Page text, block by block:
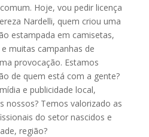
Hoje, vou pedir licença
Nardelli, quem criou uma
estampada em camisetas,
muitas campanhas de
provocação. Estamos
de quem está com a gente?
e publicidade local,
nossos? Temos valorizado as
do setor nascidos e
região?